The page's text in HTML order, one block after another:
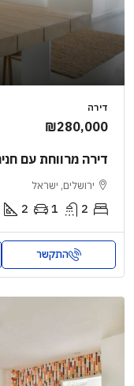
דירה
₪280,000
דירה מרווחת עם
ירושלים, ישראל
2
1
2
התקשר